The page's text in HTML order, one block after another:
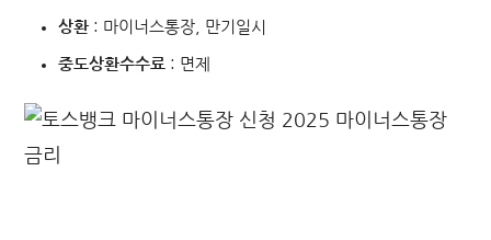
상환: 마이너스통장, 만기일시
중도상환수수료 : 면제